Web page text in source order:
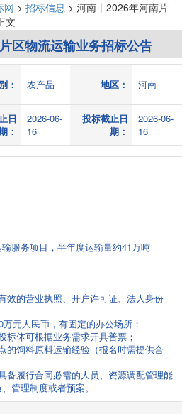
网 > 招标信息 > 河南丨2026年河南片
文
区物流运输业务招标公告
： 农产品 地区： 河南
日
：
2026-06-
16
投标截止日
期：
2026-06-
16
服务项目，半年度运输量约41万吨
效的营业执照、开户许可证、法人身份
元人民币，有固定的办公场所；
标体可根据业务需求开具普票；
的饲料原料运输经验（报名时需提供合
备履行合同必需的人员、资源调配管理能
管理制度或者预案。